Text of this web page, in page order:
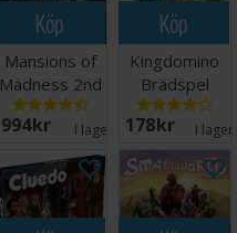
3
Köp
Mansions of
Madness 2nd
Edition
994 SEK I lager:
Köp
Kingdomino
Brädspel
178 SEK I